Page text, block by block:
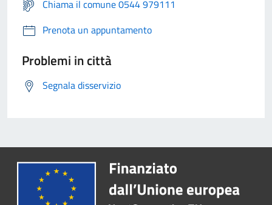
Chiama il comune 0544 979111
Prenota un appuntamento
Problemi in città
Segnala disservizio